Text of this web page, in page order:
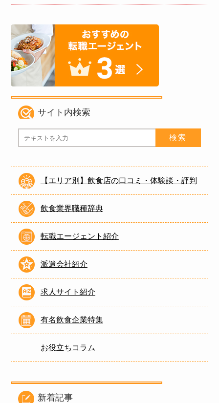
サイト内検索
【エリア別】飲食店の口コミ・体験談・評判
飲食業界職種辞典
転職エージェント紹介
派遣会社紹介
求人サイト紹介
有名飲食企業特集
お役立ちコラム
新着記事